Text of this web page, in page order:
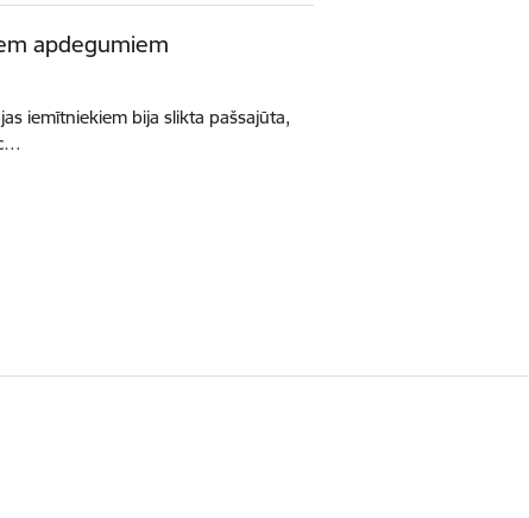
apdegumiem
iemītniekiem bija slikta pašsajūta,